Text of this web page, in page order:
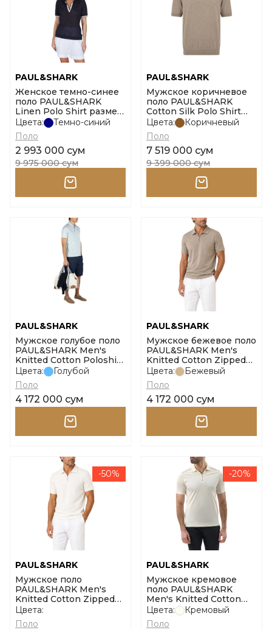
PAUL&SHARK
Женское темно-синее
поло PAUL&SHARK
Linen Polo Shirt размер
m
Цвета:
Темно-синий
Поло
2 993 000 сум
9 975 000 сум
PAUL&SHARK
Мужское коричневое
поло PAUL&SHARK
Cotton Silk Polo Shirt
размер l
Цвета:
Коричневый
Поло
7 519 000 сум
9 399 000 сум
PAUL&SHARK
Мужское голубое поло
PAUL&SHARK Men's
Knitted Cotton Poloshirt
размер l
Цвета:
Голубой
Поло
4 172 000 сум
PAUL&SHARK
Мужское бежевое поло
PAUL&SHARK Men's
Knitted Cotton Zipped
Polo Shirt размер l
Цвета:
Бежевый
Поло
4 172 000 сум
-50%
PAUL&SHARK
Мужское поло
PAUL&SHARK Men's
Knitted Cotton Zipped
Polo Shirt размер l
Цвета:
Поло
-20%
PAUL&SHARK
Мужское кремовое
поло PAUL&SHARK
Men's Knitted Cotton
Zipped Polo Shirt
размер l
Цвета:
Кремовый
Поло